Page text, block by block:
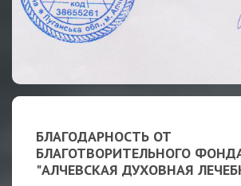
БЛАГОДАРНОСТЬ ОТ
БЛАГОТВОРИТЕЛЬНОГО
"АЛЧЕВСКАЯ ДУХОВНАЯ